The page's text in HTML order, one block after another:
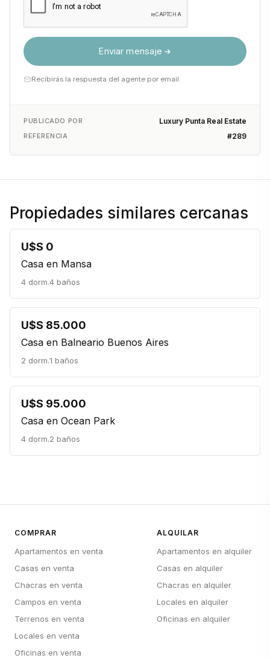
Enviar mensaje
Recibirás la respuesta del agente por email.
PUBLICADO POR Luxury Punta Real Estate
REFERENCIA #289
Propiedades similares cercanas
U$S 0
Casa en Mansa
4 dorm.4 baños
U$S 85.000
Casa en Balneario Buenos Aires
2 dorm.1 baños
U$S 95.000
Casa en Ocean Park
4 dorm.2 baños
COMPRAR
Apartamentos en venta
Casas en venta
Chacras en venta
Campos en venta
Terrenos en venta
Locales en venta
Oficinas en venta
ALQUILAR
Apartamentos en alquiler
Casas en alquiler
Chacras en alquiler
Locales en alquiler
Oficinas en alquiler